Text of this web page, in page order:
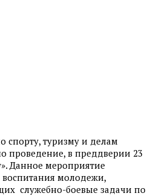
спорту, туризму и делам
проведение, в преддверии 23
Данное мероприятие
воспитания молодежи,
служебно-боевые задачи по